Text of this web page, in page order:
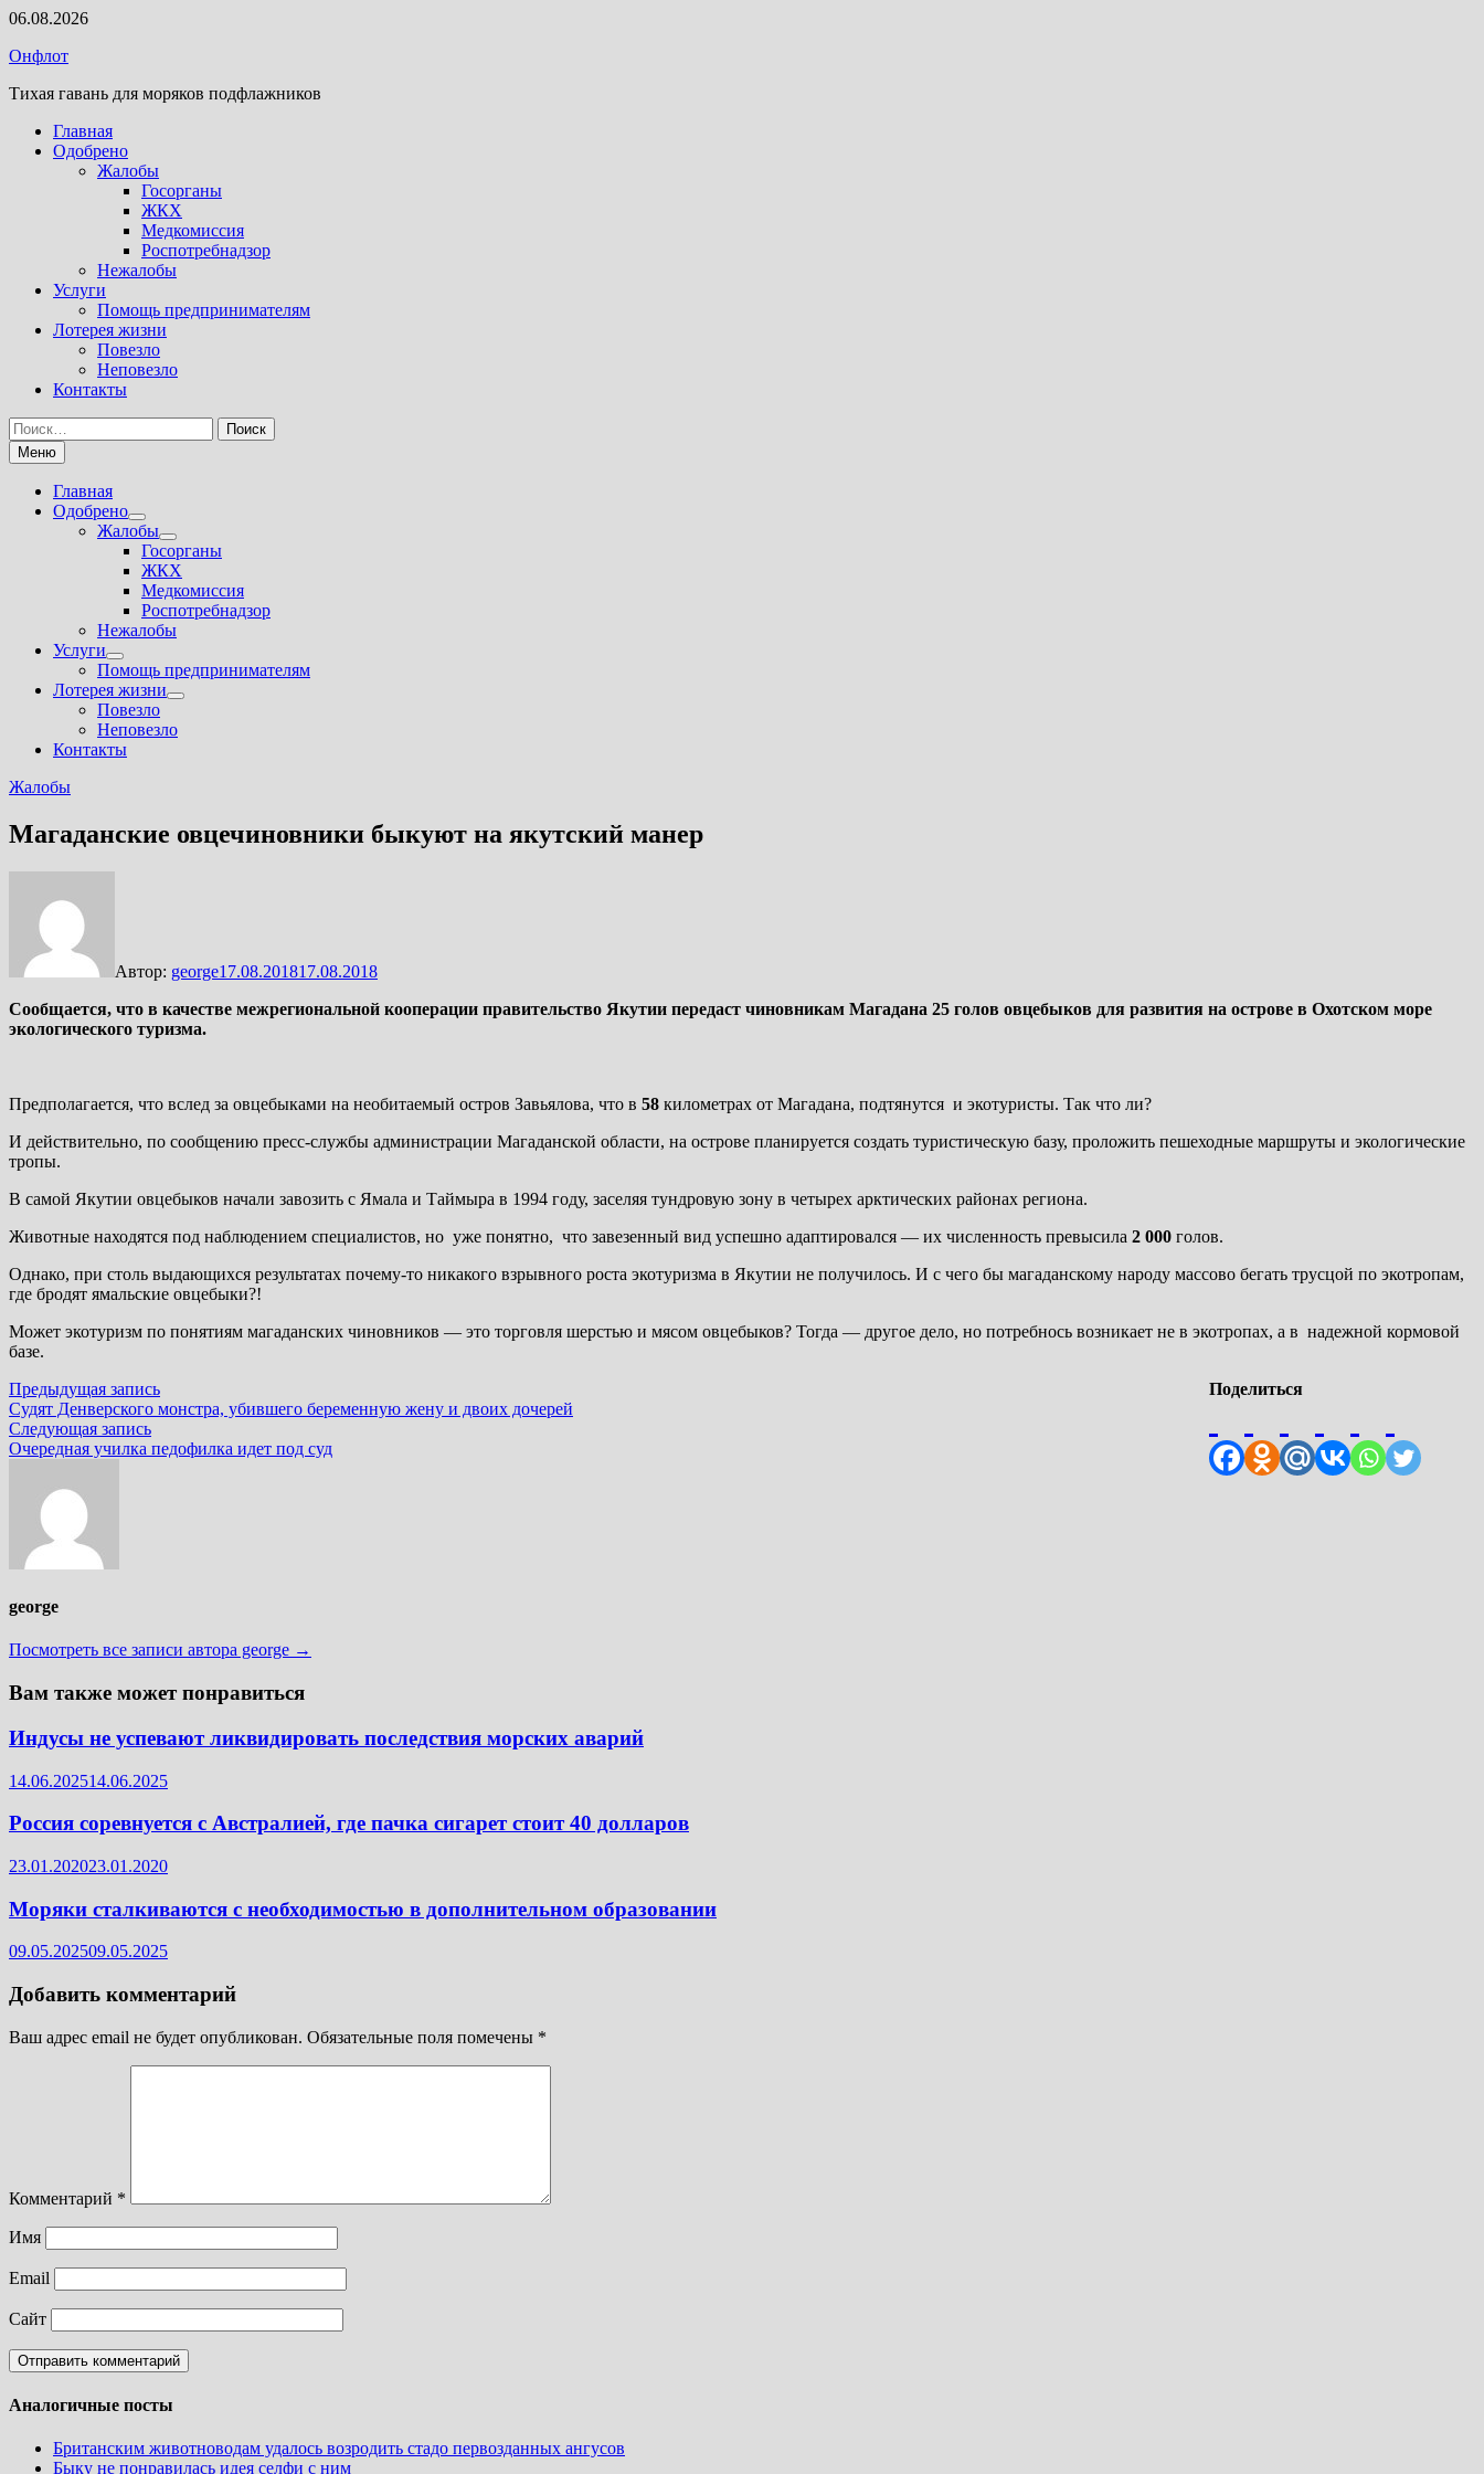
Перейти
содержимому
06.08.2026
Онфлот
Тихая гавань для моряков подфлажников
Главная
Одобрено
Жалобы
Госорганы
ЖКХ
Медкомиссия
Роспотребнадзор
Нежалобы
Услуги
Помощь предпринимателям
Лотерея жизни
Повезло
Неповезло
Контакты
Найти:
Меню
Главная
Одобрено
Показать
подменю
Жалобы
Показать
подменю
Госорганы
ЖКХ
Медкомиссия
Роспотребнадзор
Нежалобы
Услуги
Показать
подменю
Помощь предпринимателям
Лотерея жизни
Показать
Повезло
Неповезло
Контакты
Жалобы
Магаданские овцечиновники быкуют на якутский манер
Автор: george17.08.201817.08.2018
Сообщается, что в качестве межрегиональной кооперации правительство Якутии передаст чиновникам Магадана 25 голов овцебыков для развития на острове в Охотском море
экологического туризма.
Предполагается, что вслед за овцебыками на необитаемый остров Завьялова, что в 58 километрах от Магадана, подтянутся и экотуристы. Так что ли?
И действительно, по сообщению пресс-службы администрации Магаданской области, на острове планируется создать туристическую базу, проложить пешеходные маршруты и экологические
тропы.
В самой Якутии овцебыков начали завозить с Ямала и Таймыра в 1994 году, заселяя тундровую зону в четырех арктических районах региона.
Животные находятся под наблюдением специалистов, но уже понятно, что завезенный вид успешно адаптировался — их численность превысила 2 000 голов.
Однако, при столь выдающихся результатах почему-то никакого взрывного роста экотуризма в Якутии не получилось. И с чего бы магаданскому народу массово бегать трусцой по экотропам,
где бродят ямальские овцебыки?!
Может экотуризм по понятиям магаданских чиновников — это торговля шерстью и мясом овцебыков? Тогда — другое дело, но потребнось возникает не в экотропах, а в надежной кормовой
базе.
Поделиться
Навигация
по
записям
Предыдущая записьПредыдущая
запись:
Судят Денверского монстра, убившего беременную жену и двоих дочерей
Следующая записьСледующая
запись:
Очередная училка педофилка идет под суд
george
Посмотреть все записи автора george →
Вам также может понравиться
Индусы не успевают ликвидировать последствия морских аварий
14.06.202514.06.2025
Россия соревнуется с Австралией, где пачка cигарет стоит 40 долларов
23.01.202023.01.2020
Моряки сталкиваются с необходимостью в дополнительном образовании
09.05.202509.05.2025
Добавить комментарий
Ваш адрес email не будет опубликован. Обязательные поля помечены *
Комментарий *
Имя
Email
Сайт
Аналогичные посты
Британским животноводам удалось возродить стадо первозданных ангусов
Быку не понравилась идея селфи с ним